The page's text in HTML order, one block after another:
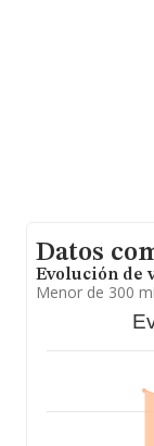
Datos
Evolución de
Menor de 300